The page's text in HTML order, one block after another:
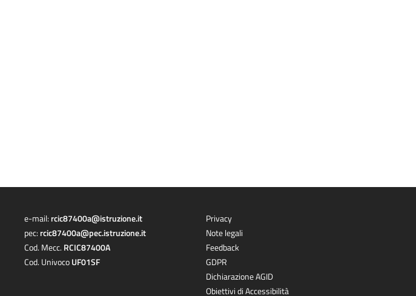
e-mail: rcic87400a@istruzione.it
pec: rcic87400a@pec.istruzione.it
Cod. Mecc. RCIC87400A
Cod. UnivocoUF01SF
Privacy
Note legali
Feedback
GDPR
Dichiarazione AGID
Obiettivi di Accessibilità